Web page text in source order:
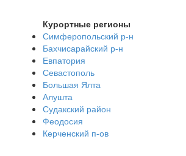
Курортные регионы
Симферопольский р-н
Бахчисарайский р-н
Евпатория
Севастополь
Большая Ялта
Алушта
Судакский район
Феодосия
Керченский п-ов